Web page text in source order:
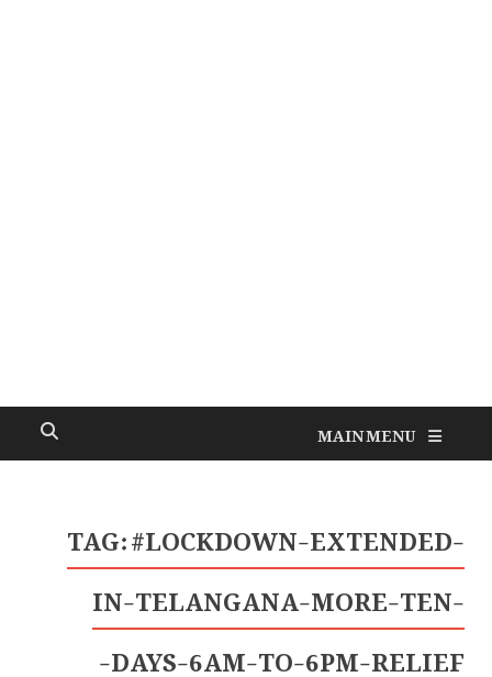
MAIN MENU
TAG:#LOCKDOWN-EXTENDED-
IN-TELANGANA-MORE-TEN-
DAYS-6AM-TO-6PM-RELIEF-